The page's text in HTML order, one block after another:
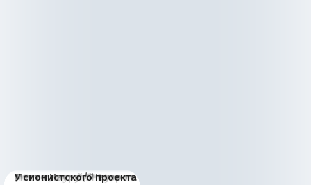
Киевская марионетка
В России назрели
Миграционный пожар
Россия начинает
Россия зимой 1904
Русская нация вчера и
Почему правый крах в
Место Науру / Науэро в
У сионистского проекта